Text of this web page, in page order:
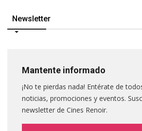
Newsletter
Mantente informado
¡No te pierdas nada! Entérate de
noticias, promociones y eventos.
newsletter de Cines Renoir.